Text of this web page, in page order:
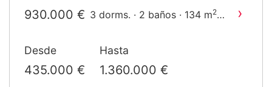
930.000 € 3 dorms. · 2 baños · 134 m2 ›
construido
Desde
435.000 €
Hasta
1.360.000 €